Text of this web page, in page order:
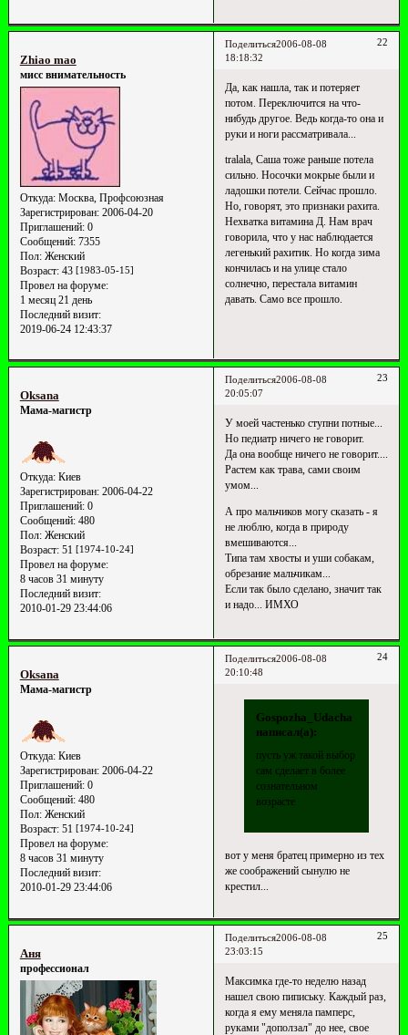
Поделиться 22
2006-08-08
18:18:32
Zhiao mao
мисс внимательность
Откуда:Москва, Профсоюзная
Зарегистрирован: 2006-04-20
Приглашений:0
Сообщений:7355
Пол:Женский
Возраст:43 [1983-05-15]
Провел на форуме:
1 месяц 21 день
Последний визит:
2019-06-24 12:43:37
Да, как нашла, так и потеряет
потом. Переключится на что-
нибудь другое. Ведь когда-то она и
руки и ноги рассматривала...
tralala, Саша тоже раньше потела
сильно. Носочки мокрые были и
ладошки потели. Сейчас прошло.
Но, говорят, это признаки рахита.
Нехватка витамина Д. Нам врач
говорила, что у нас наблюдается
легенький рахитик. Но когда зима
кончилась и на улице стало
солнечно, перестала витамин
давать. Само все прошло.
Поделиться 23
2006-08-08
20:05:07
Oksana
Мама-магистр
Откуда:Киев
Зарегистрирован: 2006-04-22
Приглашений:0
Сообщений:480
Пол:Женский
Возраст:51 [1974-10-24]
Провел на форуме:
8 часов 31 минуту
Последний визит:
2010-01-29 23:44:06
У моей частенько ступни потные...
Но педиатр ничего не говорит.
Да она вообще ничего не говорит....
Растем как трава, сами своим
умом...
А про мальчиков могу сказать - я
не люблю, когда в природу
вмешиваются...
Типа там хвосты и уши собакам,
обрезание мальчикам...
Если так было сделано, значит так
и надо... ИМХО
Поделиться 24
2006-08-08
20:10:48
Oksana
Мама-магистр
Откуда:Киев
Зарегистрирован: 2006-04-22
Приглашений:0
Сообщений:480
Пол:Женский
Возраст:51 [1974-10-24]
Провел на форуме:
8 часов 31 минуту
Последний визит:
2010-01-29 23:44:06
Gospozha_Udacha
написал(а):
пусть уж такой выбор
сам сделает в более
сознательном
возрасте
вот у меня братец примерно из тех
же соображений сынулю не
крестил...
Поделиться 25
2006-08-08
23:03:15
Аня
профессионал
Максимка где-то неделю назад
нашел свою пипиську. Каждый раз,
когда я ему меняла памперс,
руками "доползал" до нее, свое